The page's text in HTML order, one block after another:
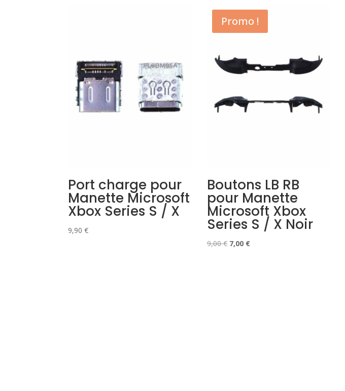
Port charge pour
Manette Microsoft
Xbox Series S / X
9,90€
Promo !
Boutons LB RB
pour Manette
Microsoft Xbox
Series S / X Noir
9,00€ Le
7,00 €Le